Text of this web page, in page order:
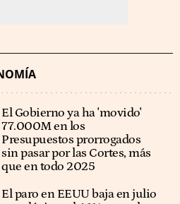
El Gobierno ya ha 'movido'
77.000M en los
Presupuestos prorrogados
sin pasar por las Cortes, más
que en todo 2025
El paro en EEUU baja en julio